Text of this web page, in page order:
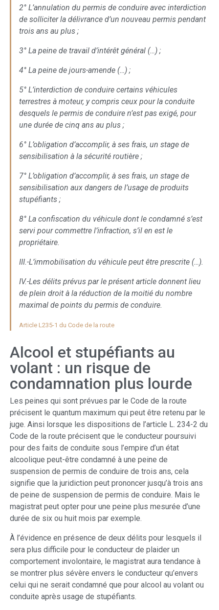
2° L’annulation du permis de conduire avec interdiction
de solliciter la délivrance d’un nouveau permis pendant
trois ans au plus ;
3° La peine de travail d’intérêt général (…) ;
4° La peine de jours-amende (…) ;
5° L’interdiction de conduire certains véhicules
terrestres à moteur, y compris ceux pour la conduite
desquels le permis de conduire n’est pas exigé, pour
une durée de cinq ans au plus ;
6° L’obligation d’accomplir, à ses frais, un stage de
sensibilisation à la sécurité routière ;
7° L’obligation d’accomplir, à ses frais, un stage de
sensibilisation aux dangers de l’usage de produits
stupéfiants ;
8° La confiscation du véhicule dont le condamné s’est
servi pour commettre l’infraction, s’il en est le
propriétaire.
III.-L’immobilisation du véhicule peut être prescrite (…).
IV.-Les délits prévus par le présent article donnent lieu
de plein droit à la réduction de la moitié du nombre
maximal de points du permis de conduire.
Article L235-1 du Code de la route
Alcool et stupéfiants au
volant : un risque de
condamnation plus lourde
Les peines qui sont prévues par le Code de la route
précisent le quantum maximum qui peut être retenu par le
juge. Ainsi lorsque les dispositions de l’article L. 234-2 du
Code de la route précisent que le conducteur poursuivi
pour des faits de conduite sous l’empire d’un état
alcoolique peut-être condamné à une peine de
suspension de permis de conduire de trois ans, cela
signifie que la juridiction peut prononcer jusqu’à trois ans
de peine de suspension de permis de conduire. Mais le
magistrat peut opter pour une peine plus mesurée d’une
durée de six ou huit mois par exemple.
À l’évidence en présence de deux délits pour lesquels il
sera plus difficile pour le conducteur de plaider un
comportement involontaire, le magistrat aura tendance à
se montrer plus sévère envers le conducteur qu’envers
celui qui ne serait condamné que pour alcool au volant ou
conduite après usage de stupéfiants.